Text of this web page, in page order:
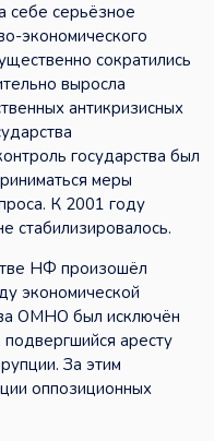
себе серьёзное
экономического
сократились
выросла
антикризисных
государства был
меры
К 2001 году
стабилизировалось.
НФ произошёл
экономической
ОМНО был исключён
аресту
За этим
оппозиционных